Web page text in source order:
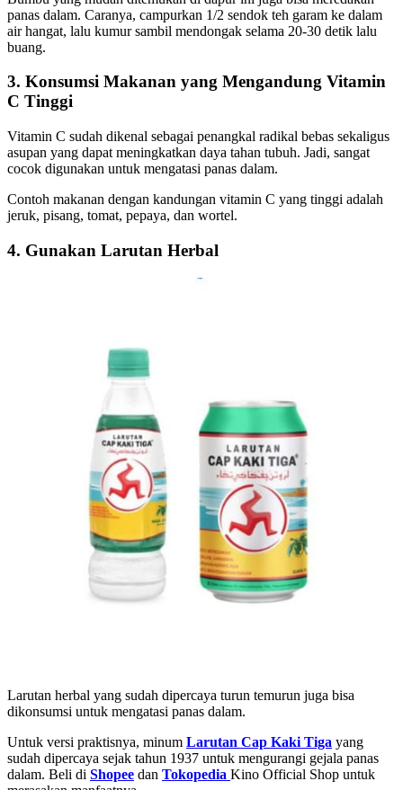
panas dalam. Caranya, campurkan 1/2 sendok teh garam ke dalam
air hangat, lalu kumur sambil mendongak selama 20-30 detik lalu
buang.
3. Konsumsi Makanan yang Mengandung Vitamin
C Tinggi
Vitamin C sudah dikenal sebagai penangkal radikal bebas sekaligus
asupan yang dapat meningkatkan daya tahan tubuh. Jadi, sangat
cocok digunakan untuk mengatasi panas dalam.
Contoh makanan dengan kandungan vitamin C yang tinggi adalah
jeruk, pisang, tomat, pepaya, dan wortel.
4. Gunakan Larutan Herbal
Larutan herbal yang sudah dipercaya turun temurun juga bisa
dikonsumsi untuk mengatasi panas dalam.
Untuk versi praktisnya, minum Larutan Cap Kaki Tiga yang
sudah dipercaya sejak tahun 1937 untuk mengurangi gejala panas
dalam. Beli di Shopee dan Tokopedia Kino Official Shop untuk